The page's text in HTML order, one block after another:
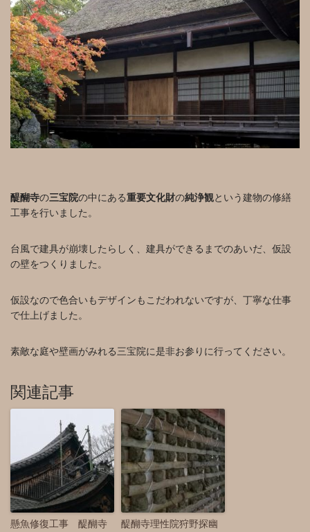
醍醐寺の三宝院の中にある重要文化財の純浄観という建物の修繕
工事を行いました。
台風で建具が崩壊したらしく、建具ができるまでのあいだ、仮設
の壁をつくりました。
仮設なので色合いもデザインもこだわれないですが、丁寧な仕事
で仕上げました。
素敵な庭や壁画がみれる三宝院に是非お参りに行ってください。
関連記事
懸魚修復工事 醍醐寺
醍醐寺理性院狩野探幽